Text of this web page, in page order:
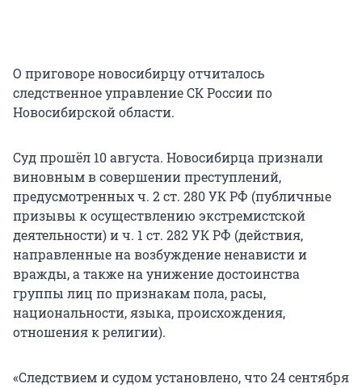
О приговоре новосибирцу отчиталось
следственное управление СК России по
Новосибирской области.
Суд прошёл 10 августа. Новосибирца признали
виновным в совершении преступлений,
предусмотренных ч. 2 ст. 280 УК РФ (публичные
призывы к осуществлению экстремистской
деятельности) и ч. 1 ст. 282 УК РФ (действия,
направленные на возбуждение ненависти и
вражды, а также на унижение достоинства
группы лиц по признакам пола, расы,
национальности, языка, происхождения,
отношения к религии).
«Следствием и судом установлено, что 24 сентября